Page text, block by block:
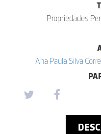
Propriedades
Ana Paula Silva